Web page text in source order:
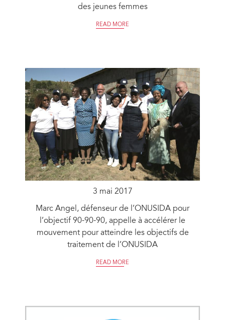
des jeunes femmes
READ MORE
3 mai 2017
Marc Angel, défenseur de l’ONUSIDA pour
l’objectif 90-90-90, appelle à accélérer le
mouvement pour atteindre les objectifs de
traitement de l’ONUSIDA
READ MORE